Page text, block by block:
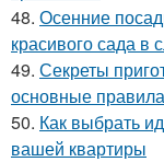
48. Осенние
красивого сада в
49. Секреты
основные
50. Как выбрать
вашей квартиры